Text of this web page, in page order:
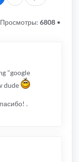
Просмотры: 6808 •
"google
dude
.